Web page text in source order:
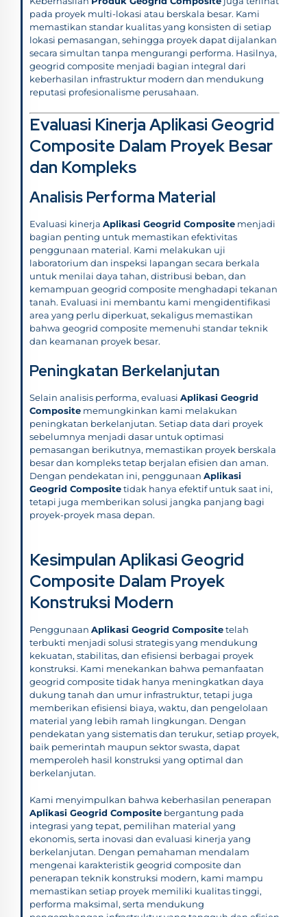
pada proyek multi-lokasi atau berskala besar. Kami
memastikan standar kualitas yang konsisten di setiap
lokasi pemasangan, sehingga proyek dapat dijalankan
secara simultan tanpa mengurangi performa. Hasilnya,
geogrid composite menjadi bagian integral dari
keberhasilan infrastruktur modern dan mendukung
reputasi profesionalisme perusahaan.
Evaluasi Kinerja Aplikasi Geogrid
Composite Dalam Proyek Besar
dan Kompleks
Analisis Performa Material
Evaluasi kinerja Aplikasi Geogrid Composite menjadi
bagian penting untuk memastikan efektivitas
penggunaan material. Kami melakukan uji
laboratorium dan inspeksi lapangan secara berkala
untuk menilai daya tahan, distribusi beban, dan
kemampuan geogrid composite menghadapi tekanan
tanah. Evaluasi ini membantu kami mengidentifikasi
area yang perlu diperkuat, sekaligus memastikan
bahwa geogrid composite memenuhi standar teknik
dan keamanan proyek besar.
Peningkatan Berkelanjutan
Selain analisis performa, evaluasi Aplikasi Geogrid
Composite memungkinkan kami melakukan
peningkatan berkelanjutan. Setiap data dari proyek
sebelumnya menjadi dasar untuk optimasi
pemasangan berikutnya, memastikan proyek berskala
besar dan kompleks tetap berjalan efisien dan aman.
Dengan pendekatan ini, penggunaan Aplikasi
Geogrid Compositetidak hanya efektif untuk saat ini,
tetapi juga memberikan solusi jangka panjang bagi
proyek-proyek masa depan.
Kesimpulan Aplikasi Geogrid
Composite Dalam Proyek
Konstruksi Modern
Penggunaan Aplikasi Geogrid Compositetelah
terbukti menjadi solusi strategis yang mendukung
kekuatan, stabilitas, dan efisiensi berbagai proyek
konstruksi. Kami menekankan bahwa pemanfaatan
geogrid composite tidak hanya meningkatkan daya
dukung tanah dan umur infrastruktur, tetapi juga
memberikan efisiensi biaya, waktu, dan pengelolaan
material yang lebih ramah lingkungan. Dengan
pendekatan yang sistematis dan terukur, setiap proyek,
baik pemerintah maupun sektor swasta, dapat
memperoleh hasil konstruksi yang optimal dan
berkelanjutan.
Kami menyimpulkan bahwa keberhasilan penerapan
Aplikasi Geogrid Composite bergantung pada
integrasi yang tepat, pemilihan material yang
ekonomis, serta inovasi dan evaluasi kinerja yang
berkelanjutan. Dengan pemahaman mendalam
mengenai karakteristik geogrid composite dan
penerapan teknik konstruksi modern, kami mampu
memastikan setiap proyek memiliki kualitas tinggi,
performa maksimal, serta mendukung